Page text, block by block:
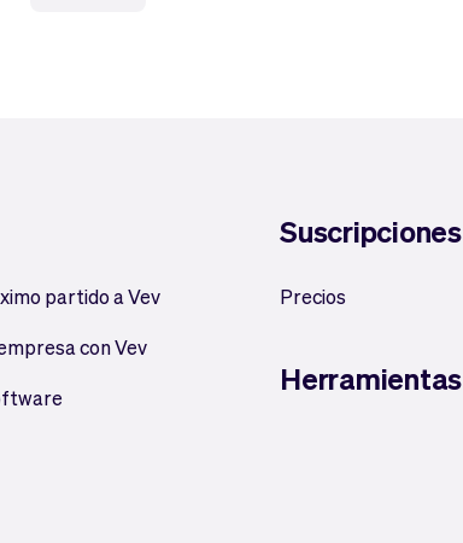
partido a Vev
con Vev
Suscripciones
Precios
Herramientas